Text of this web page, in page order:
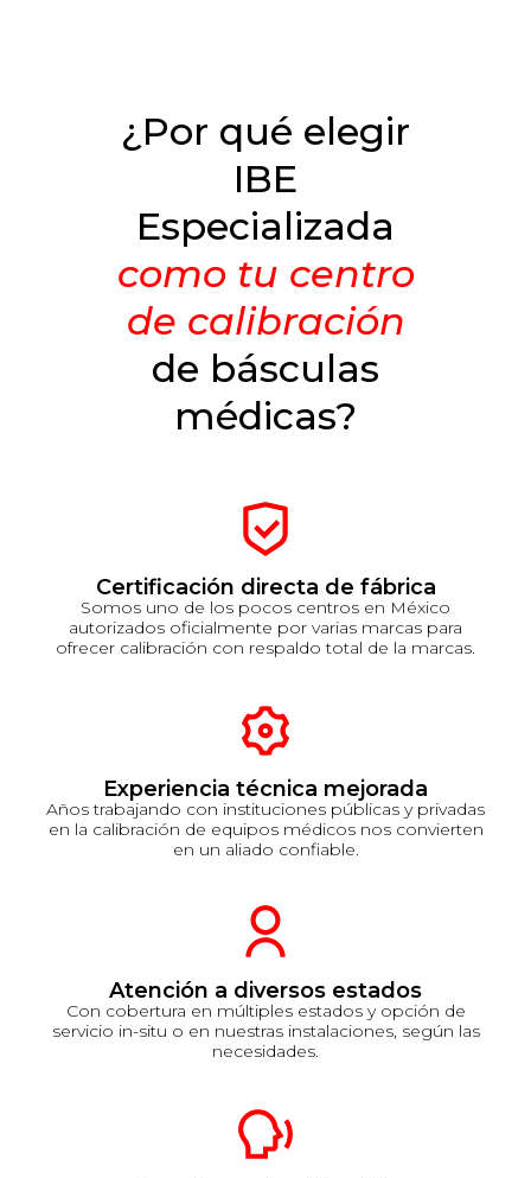
¿Por qué elegir
IBE
Especializada
como tu centro
de calibración
de básculas
médicas?
Certificación directa de fábrica
Somos uno de los pocos centros en México
autorizados oficialmente por varias marcas para
ofrecer calibración con respaldo total de la marcas.
Experiencia técnica mejorada
Años trabajando con instituciones públicas y privadas
en la calibración de equipos médicos nos convierten
en un aliado confiable.
Atención a diversos estados
Con cobertura en múltiples estados y opción de
servicio in-situ o en nuestras instalaciones, según las
necesidades.